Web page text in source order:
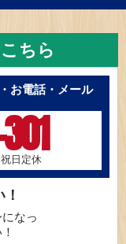
ちら
お電話・メール
日定休
なっ